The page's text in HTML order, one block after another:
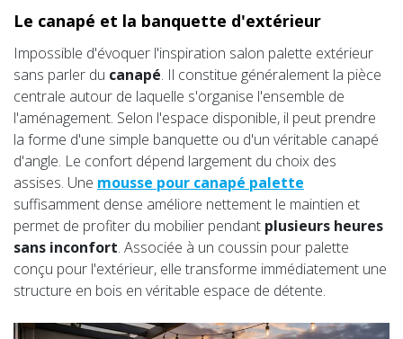
Le canapé et la banquette d'extérieur
Impossible d'évoquer l'inspiration salon palette extérieur
sans parler du canapé. Il constitue généralement la pièce
centrale autour de laquelle s'organise l'ensemble de
l'aménagement. Selon l'espace disponible, il peut prendre
la forme d'une simple banquette ou d'un véritable canapé
d'angle. Le confort dépend largement du choix des
assises. Une mousse pour canapé palette
suffisamment dense améliore nettement le maintien et
permet de profiter du mobilier pendant plusieurs heures
sans inconfort. Associée à un coussin pour palette
conçu pour l'extérieur, elle transforme immédiatement une
structure en bois en véritable espace de détente.